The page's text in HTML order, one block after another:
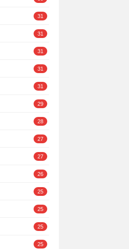
31
31
31
31
31
29
28
27
27
26
25
25
25
25